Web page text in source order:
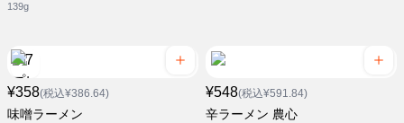
139g
¥358(税込¥386.64)
味噌ラーメン
¥548(税込¥591.84)
辛ラーメン 農心